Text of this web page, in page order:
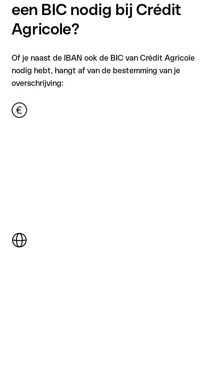
een BIC nodig bij Crédit
Agricole?
Of je naast de IBAN ook de BIC van Crédit Agricole
nodig hebt, hangt af van de bestemming van je
overschrijving: